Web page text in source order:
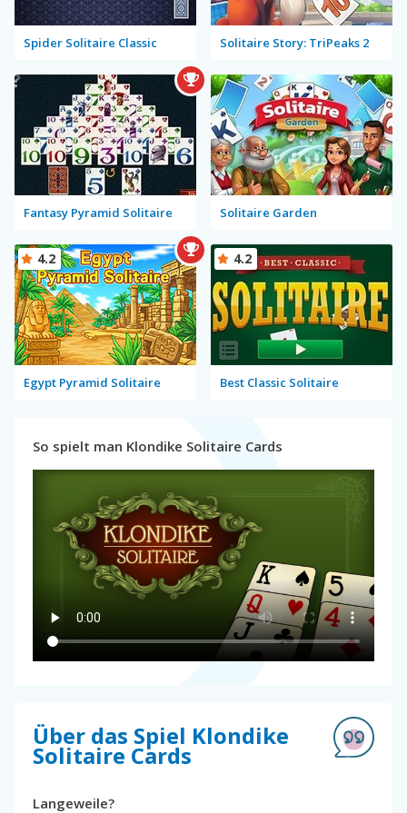
Spider Solitaire Classic Solitaire Story: TriPeaks 2
Fantasy Pyramid Solitaire Solitaire Garden
Egypt Pyramid Solitaire
4.2
Best Classic Solitaire
4.2
So spielt man Klondike Solitaire Cards
Über das Spiel Klondike
Solitaire Cards
Langeweile?